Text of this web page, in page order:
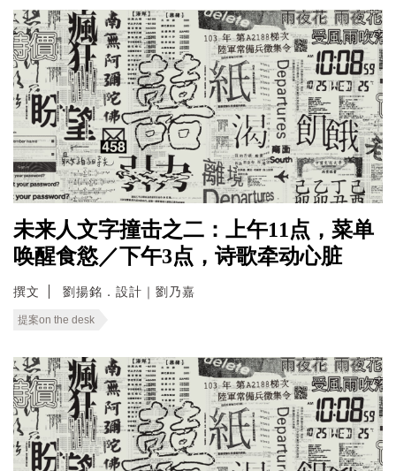
未来人文字撞击之二：上午11点，菜单
唤醒食慾／下午3点，诗歌牵动心脏
撰文 劉揚銘．設計｜劉乃嘉
提案on the desk